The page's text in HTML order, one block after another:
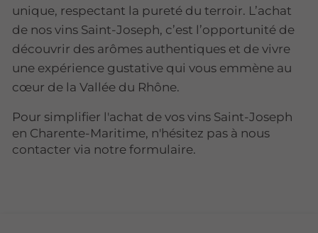
unique, respectant la pureté du terroir. L’achat
de nos vins Saint-Joseph, c’est l’opportunité de
découvrir des arômes authentiques et de vivre
une expérience gustative qui vous emmène au
cœur de la Vallée du Rhône.
Pour simplifier l'achat de vos vins Saint-Joseph
en Charente-Maritime, n'hésitez pas à nous
contacter via notre formulaire.